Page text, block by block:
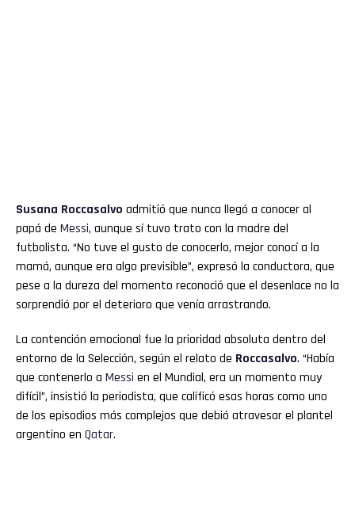
Susana Roccasalvo admitió que nunca llegó a conocer al
papá de Messi, aunque sí tuvo trato con la madre del
futbolista. “No tuve el gusto de conocerlo, mejor conocí a la
mamá, aunque era algo previsible”, expresó la conductora, que
pese a la dureza del momento reconoció que el desenlace no la
sorprendió por el deterioro que venía arrastrando.
La contención emocional fue la prioridad absoluta dentro del
entorno de la Selección, según el relato de Roccasalvo. “Había
que contenerlo a Messi en el Mundial, era un momento muy
difícil”, insistió la periodista, que calificó esas horas como uno
de los episodios más complejos que debió atravesar el plantel
argentino en Qatar.